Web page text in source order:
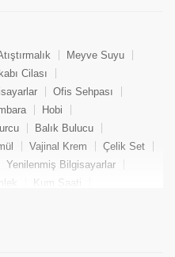
Meyve Suyu
Cilası
Ofis Sehpası
Hobi
Balık Bulucu
Vajinal Krem
Çelik Set
Yenilenmiş Bilgisayarlar
Kum Saati